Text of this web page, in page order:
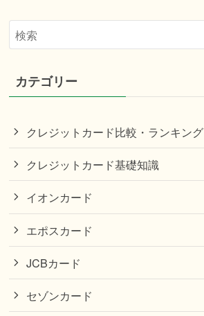
カテゴリー
クレジットカード比較・ランキング
クレジットカード基礎知識
イオンカード
エポスカード
JCBカード
セゾンカード